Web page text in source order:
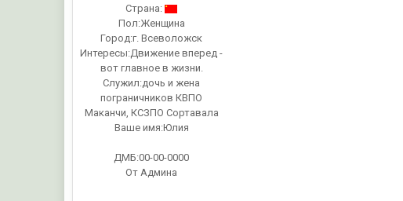
Страна:
Пол:Женщина
Город:г. Всеволожск
Интересы:Движение вперед -
вот главное в жизни.
Служил:дочь и жена
пограничников КВПО
Маканчи, КСЗПО Сортавала
Ваше имя:Юлия
ДМБ:00-00-0000
От Админа